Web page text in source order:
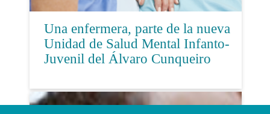
Una enfermera, parte de la nueva
Unidad de Salud Mental Infanto-
Juvenil del Álvaro Cunqueiro